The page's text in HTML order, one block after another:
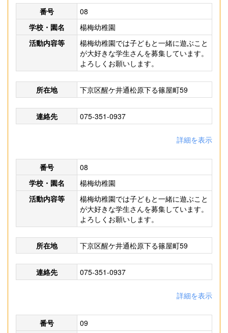
番号
08
学校・園名
楊梅幼稚園
活動内容等
楊梅幼稚園では子どもと一緒に遊ぶこと
が大好きな学生さんを募集しています。
よろしくお願いします。
所在地 下京区醒ケ井通松原下る篠屋町59
連絡先 075-351-0937
詳細を表示
番号
08
学校・園名
楊梅幼稚園
活動内容等
楊梅幼稚園では子どもと一緒に遊ぶこと
が大好きな学生さんを募集しています。
よろしくお願いします。
所在地 下京区醒ケ井通松原下る篠屋町59
連絡先 075-351-0937
詳細を表示
番号
09